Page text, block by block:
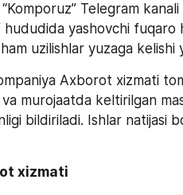
Telegram kanali
hududida yashovchi
uzilishlar yuzaga kelishi
Axborot xizmati
murojaatda keltirilgan
bildiriladi. Ishlar natijasi
xizmati